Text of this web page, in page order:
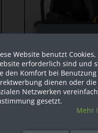
Website benutzt
erforderlich sind und
den Komfort bei
dienen oder
Netzwerken
gesetzt.
Mehr
Sind Sie als
Dies ist ein
werden in
Ja ich